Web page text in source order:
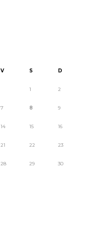
V S D
1 2
7 8 9
14 15 16
21 22 23
28 29 30